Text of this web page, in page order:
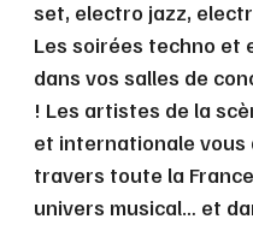
set, electro jazz,
Les soirées techno
dans vos salles de
! Les artistes de la
et internationale vous
travers toute la
univers musical… et